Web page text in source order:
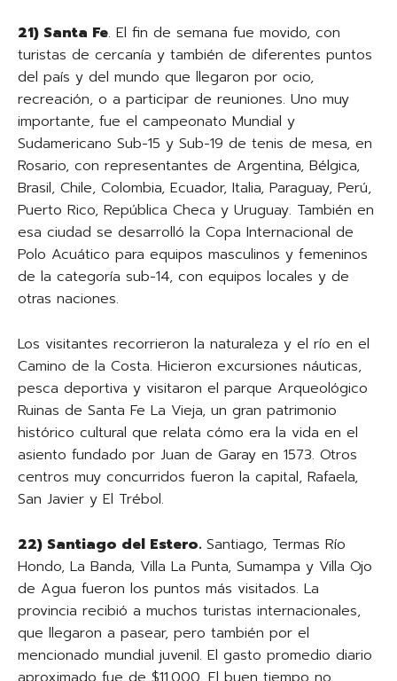
21) Santa Fe. El fin de semana fue movido, con
turistas de cercanía y también de diferentes puntos
del país y del mundo que llegaron por ocio,
recreación, o a participar de reuniones. Uno muy
importante, fue el campeonato Mundial y
Sudamericano Sub-15 y Sub-19 de tenis de mesa, en
Rosario, con representantes de Argentina, Bélgica,
Brasil, Chile, Colombia, Ecuador, Italia, Paraguay, Perú,
Puerto Rico, República Checa y Uruguay. También en
esa ciudad se desarrolló la Copa Internacional de
Polo Acuático para equipos masculinos y femeninos
de la categoría sub-14, con equipos locales y de
otras naciones.
Los visitantes recorrieron la naturaleza y el río en el
Camino de la Costa. Hicieron excursiones náuticas,
pesca deportiva y visitaron el parque Arqueológico
Ruinas de Santa Fe La Vieja, un gran patrimonio
histórico cultural que relata cómo era la vida en el
asiento fundado por Juan de Garay en 1573. Otros
centros muy concurridos fueron la capital, Rafaela,
San Javier y El Trébol.
22) Santiago del Estero. Santiago, Termas Río
Hondo, La Banda, Villa La Punta, Sumampa y Villa Ojo
de Agua fueron los puntos más visitados. La
provincia recibió a muchos turistas internacionales,
que llegaron a pasear, pero también por el
mencionado mundial juvenil. El gasto promedio diario